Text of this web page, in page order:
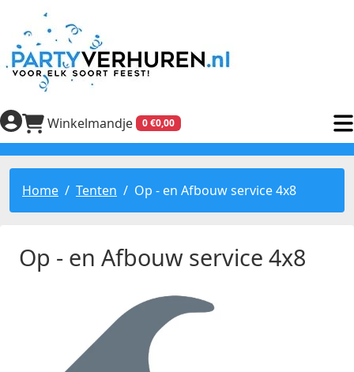
Winkelmandje 0 €0,00
Home Tenten Op - en Afbouw service 4x8
Op - en Afbouw service 4x8